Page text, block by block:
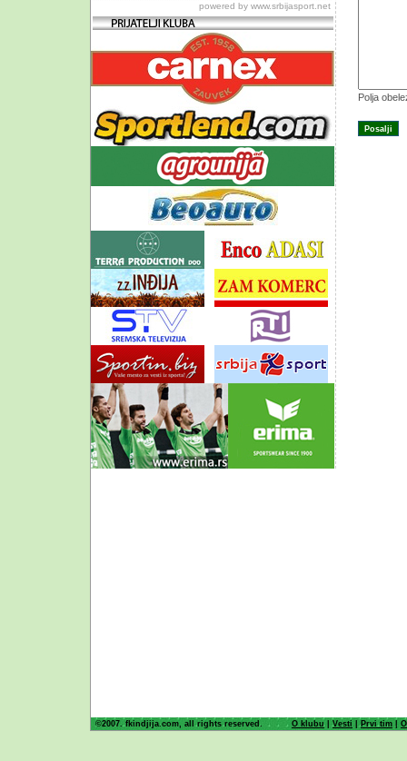
powered by www.srbijasport.net
Polja
©2007. fkindjija.com, all rights reserved. O klubu |Vesti | Prvi tim |